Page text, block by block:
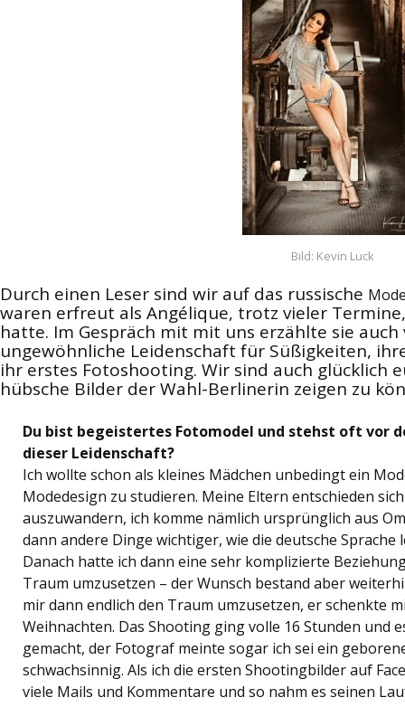
Bild: Kevin Luck
Durch einen Leser sind wir auf das russische
waren erfreut als Angélique, trotz vieler
hatte. Im Gespräch mit mit uns erzählte sie
ungewöhnliche Leidenschaft für Süßigkeiten,
ihr erstes Fotoshooting. Wir sind auch glücklich
hübsche Bilder der Wahl-Berlinerin zeigen zu
Du bist begeistertes Fotomodel und stehst oft vor
dieser Leidenschaft?
Ich wollte schon als kleines Mädchen unbedingt ein
Modedesign zu studieren. Meine Eltern entschieden
auszuwandern, ich komme nämlich ursprünglich aus
dann andere Dinge wichtiger, wie die deutsche Sprache
Danach hatte ich dann eine sehr komplizierte
Traum umzusetzen – der Wunsch bestand aber
mir dann endlich den Traum umzusetzen, er schenkte
Weihnachten. Das Shooting ging volle 16 Stunden und
gemacht, der Fotograf meinte sogar ich sei ein
schwachsinnig. Als ich die ersten Shootingbilder auf
viele Mails und Kommentare und so nahm es seinen